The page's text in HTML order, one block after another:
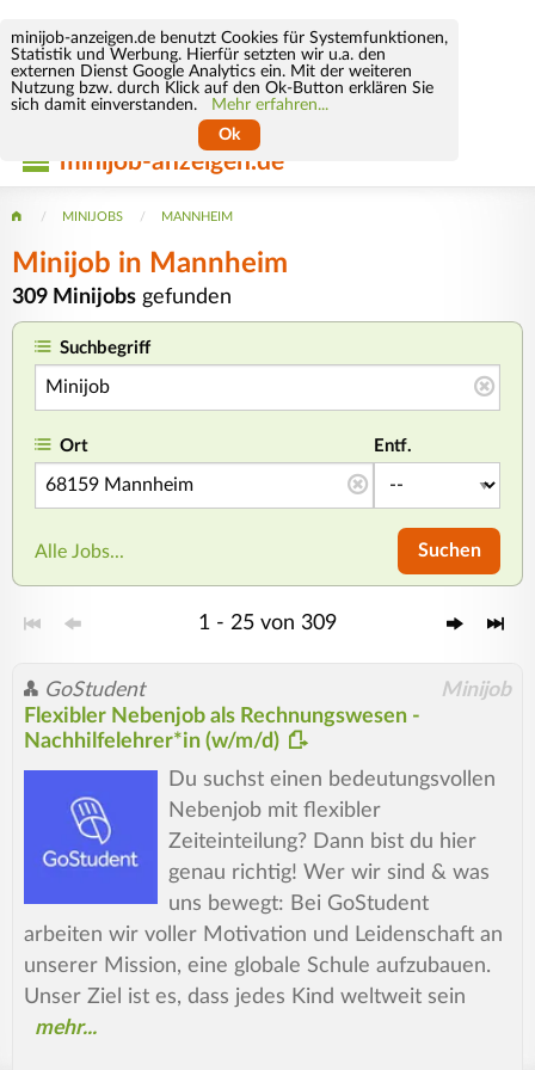
minijob-anzeigen.de benutzt Cookies für Systemfunktionen,
Statistik und Werbung. Hierfür setzten wir u.a. den
externen Dienst Google Analytics ein. Mit der weiteren
Nutzung bzw. durch Klick auf den Ok-Button erklären Sie
sich damit einverstanden.
Mehr erfahren...
Ok
minijob-anzeigen.de
MINIJOBS MANNHEIM
Minijob in Mannheim
309 Minijobs gefunden
Suchbegriff
Ort Entf.
Alle Jobs... Suchen
1 - 25 von 309
GoStudent Minijob
Flexibler Nebenjob als Rechnungswesen -
Nachhilfelehrer*in (w/m/d)
Du suchst einen bedeutungsvollen
Nebenjob mit flexibler
Zeiteinteilung? Dann bist du hier
genau richtig! Wer wir sind & was
uns bewegt: Bei GoStudent
arbeiten wir voller Motivation und Leidenschaft an
unserer Mission, eine globale Schule aufzubauen.
Unser Ziel ist es, dass jedes Kind weltweit sein